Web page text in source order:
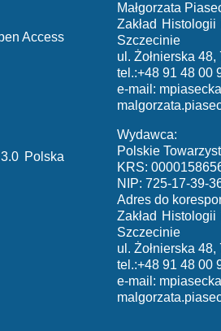
Access
Polska
Małgorzata
Zakład
Szczecinie
ul. Żołnierska
tel.:+48 91 48 00
e-mail:
Wydawca:
Polskie
KRS:
NIP: 725-17-39-
Adres do
Zakład
Szczecinie
ul. Żołnierska
tel.:+48 91 48 00
e-mail: